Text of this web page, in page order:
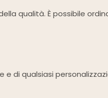
qualità. È possibile
e di qualsiasi